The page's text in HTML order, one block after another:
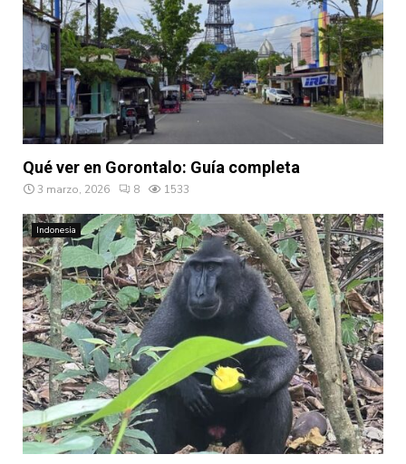
Qué ver en Gorontalo: Guía completa
3 marzo, 2026 8 1533
Indonesia